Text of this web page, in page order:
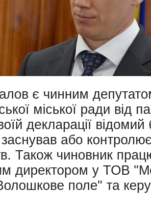
є чинним
міської ради від
декларації відомий
або
Також чиновник
директором у ТОВ
поле" та